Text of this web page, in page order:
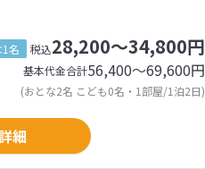
1名 税込28,200～34,800円
基本代金合計56,400〜69,600円
(おとな2名 こども0名・1部屋/1泊2日)
細